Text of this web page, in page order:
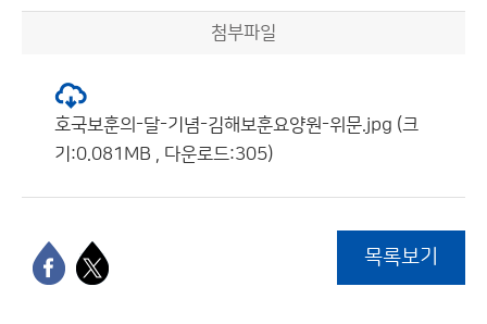
첨부파일
호국보훈의-달-기념-김해보훈요양원-위문.jpg (크
기:0.081MB , 다운로드:305)
목록보기